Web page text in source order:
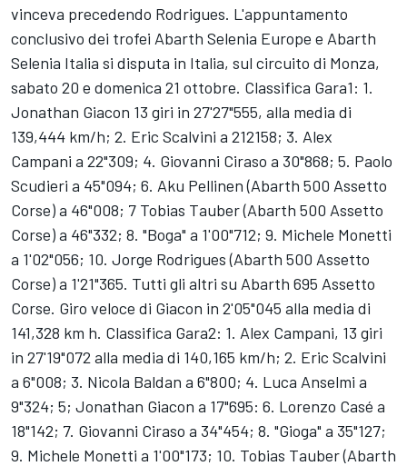
vinceva precedendo Rodrigues. L'appuntamento
conclusivo dei trofei Abarth Selenia Europe e Abarth
Selenia Italia si disputa in Italia, sul circuito di Monza,
sabato 20 e domenica 21 ottobre. Classifica Gara1: 1.
Jonathan Giacon 13 giri in 27'27"555, alla media di
139,444 km/h; 2. Eric Scalvini a 212158; 3. Alex
Campani a 22"309; 4. Giovanni Ciraso a 30"868; 5. Paolo
Scudieri a 45"094; 6. Aku Pellinen (Abarth 500 Assetto
Corse) a 46"008; 7 Tobias Tauber (Abarth 500 Assetto
Corse) a 46"332; 8. "Boga" a 1'00"712; 9. Michele Monetti
a 1'02"056; 10. Jorge Rodrigues (Abarth 500 Assetto
Corse) a 1'21"365. Tutti gli altri su Abarth 695 Assetto
Corse. Giro veloce di Giacon in 2'05"045 alla media di
141,328 km h. Classifica Gara2: 1. Alex Campani, 13 giri
in 27'19"072 alla media di 140,165 km/h; 2. Eric Scalvini
a 6"008; 3. Nicola Baldan a 6"800; 4. Luca Anselmi a
9"324; 5; Jonathan Giacon a 17"695: 6. Lorenzo Casé a
18"142; 7. Giovanni Ciraso a 34"454; 8. "Gioga" a 35"127;
9. Michele Monetti a 1'00"173; 10. Tobias Tauber (Abarth